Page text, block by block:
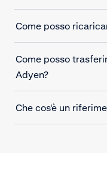
Come posso
Come posso
Adyen?
Che cos'è un